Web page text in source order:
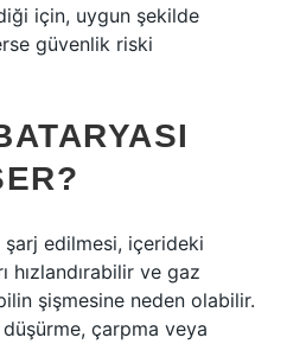
için, uygun şekilde
güvenlik riski
şarj edilmesi, içerideki
hızlandırabilir ve gaz
şişmesine neden olabilir.
çarpma veya